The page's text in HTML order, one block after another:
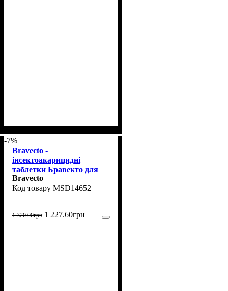
-7%
Bravecto -
інсектоакарицидні
таблетки Бравекто для
собак Вага 10-20 кг, одна
таблетка (8713184146526)
Bravecto
MSD14652
1 320.00грн 1 227.60грн